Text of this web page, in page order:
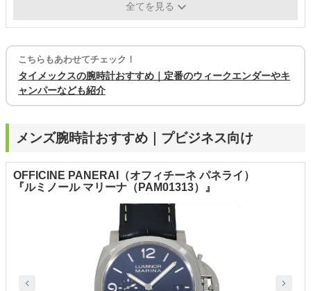
全てを見る
こちらもあわせてチェック！
タイメックスの腕時計おすすめ｜定番のウィークエンダーやキ
ャンパーなども紹介
メンズ腕時計おすすめ｜プビジネス向け
OFFICINE PANERAI（オフィチーネ パネライ）
『ルミノール マリーナ（PAM01313）』